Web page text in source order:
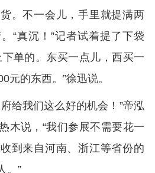
。不一会儿，手里就提满两
“真沉！”记者试着提了下袋
单的。东买一点儿，西买一
元的东西。”徐迅说。
给我们这么好的机会！”帝泓
木说，“我们参展不需要花一
到来自河南、浙江等省份的
。”